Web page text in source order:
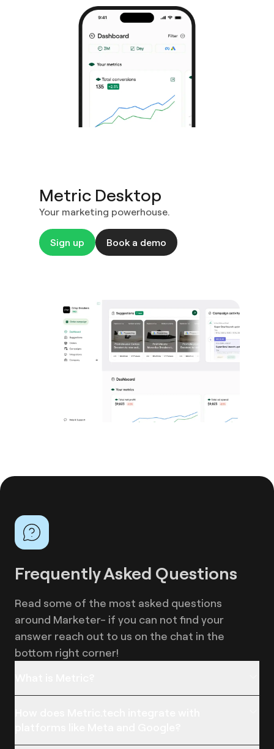
Metric Desktop​​​​‌ ‍ ​‍​‍‌‍ ‌ ​‍‌‍‍‌‌‍‌ ‌‍‍‌‌‍ ‍​‍​‍​ ‍‍​‍​‍‌ ​ ‌‍​‌‌‍ ‍‌‍‍‌‌ ‌​‌ ‍‌​‍ ‍‌‍‍‌‌‍ ​‍​‍​‍ ​​‍​‍‌‍‍​‌ ​‍‌‍‌‌‌‍‌‍​‍​‍​ ‍‍​‍​‍​‍ ‌ ​ ‌ ‌​‌ ‌‌‌‍‌​‌‍‍‌‌‍ ​‍ ‌‍‍‌‌‍ ‍‌ ‌​‌‍‌‌‌‍ ‍‌ ‌​​‍ ‌‍‌‌‌‍‌​‌‍‍‌‌ ‌​​‍ ‌‍ ‌‌‍ ‌‍‌​‌‍‌‌​ ‌‌ ​​‌ ​‍‌‍‌‌‌ ​ ‌‍‌‌‌‍ ‍‌ ‌​‌‍​‌‌ ‌​‌‍‍‌‌‍ ‌‍ ‍​ ‍ ‌‍‍‌‌‍‌​​ ‌‌‍‍​‌‍ ‌‍ ‌‌‍‌‌​ ‍ ‌ ‌​‌ ‍‌‌ ​​‌‍‌‌​ ‌‌‍‍​‌‍ ‌‍ ‌‌‍‌‌​ ‍ ‌ ​​‌‍​‌‌ ‌​‌‍‍​​ ‌‌‍​‍‌‍ ​‌‍ ‌‍​ ‌‍‍ ‌ ​ ​‍‌‌​ ‌‌‌​​‍‌‌ ‌‍‍ ‌‍‌‌‌ ‍‌​‍‌‌​ ​ ‌​‌​​‍‌‌​ ​ ‌​‌​​‍‌‌​ ​‍​ ​‍‌‍‌​​ ​​‌‍​‌​ ​ ​ ​ ‌‍‌​​ ‌‌​ ​‌‌‍​‌​ ​‌​ ​‍​ ‌ ​‍‌‌​ ​‍​ ​‍​‍‌‌​ ‌‌‌​‌​​‍ ‍‌‍​ ‌‍​‌‌ ​‍‌‍‌​‌ ​ ​‍‌‌​ ‌‌‌​​‍‌‌ ‌‍‍ ‌‍‌‌‌ ‍‌​‍‌‌​ ​ ‌​‌​​‍‌‌​ ​ ‌​‌​​‍‌‌​ ​‍​ ​‍​ ​‍​ ‌​‌‍​‌​ ​‌​ ​ ‌‍‌‌​ ​‌‌‍‌‌‌‍​ ​ ‌‌​ ​ ​ ‌ ​ ‌‍‌‍‌‍​ ‌‍‌‍​‍​ ‍​​ ‌‍​ ​​‌‍‌‌‌‍​ ‌‍​ ​ ‍​​ ​‌​ ‍​​ ‌‍​ ​‍‌‍‌​​ ​ ​ ​ ​ ‌​​ ​​​‍‌‌​ ​‍​ ​‍​‍‌‌​ ‌‌‌​‌​​‍ ‍‌ ‌​‌‍‍‌‌ ‌​‌‍ ​‌‍‌‌​ ‌‍​‍‌‍​‌‌ ​ ‌‍‌‌‌‌‌‌‌ ​‍‌‍ ​​ ‌​‍‌‌​ ​‍‌​‌‍‌ ​ ‌ ‌​‌ ‌‌‌‍‌​‌‍‍‌‌‍ ​‍‌‍‌‍‍‌‌‍‌​​ ‌‌‍‍​‌‍ ‌‍ ‌‌‍‌‌​‍‌‍‌ ‌​‌ ‍‌‌ ​​‌‍‌‌​ ‌‌‍‍​‌‍ ‌‍ ‌‌‍‌‌​‍‌‍‌ ​​‌‍​‌‌ ‌​‌‍‍​​ ‌‌‍​‍‌‍ ​‌‍ ‌‍​ ‌‍‍ ‌ ​ ​‍‌‌​ ‌‌‌​​‍‌‌ ‌‍‍ ‌‍‌‌‌ ‍‌​‍‌‌​ ​ ‌​‌​​‍‌‌​ ​ ‌​‌​​‍‌‌​ ​‍​ ​‍‌‍‌​​ ​​‌‍​‌​ ​ ​ ​ ‌‍‌​​ ‌‌​ ​‌‌‍​‌​ ​‌​ ​‍​ ‌ ​‍‌‌​ ​‍​ ​‍​‍‌‌​ ‌‌‌​‌​​‍ ‍‌‍​ ‌‍​‌‌ ​‍‌‍‌​‌ ​ ​‍‌‌​ ‌‌‌​​‍‌‌ ‌‍‍ ‌‍‌‌‌ ‍‌​‍‌‌​ ​ ‌​‌​​‍‌‌​ ​ ‌​‌​​‍‌‌​ ​‍​ ​‍​ ​‍​ ‌​‌‍​‌​ ​‌​ ​ ‌‍‌‌​ ​‌‌‍‌‌‌‍​ ​ ‌‌​ ​ ​ ‌ ​ ‌‍‌‍‌‍​ ‌‍‌‍​‍​ ‍​​ ‌‍​ ​​‌‍‌‌‌‍​ ‌‍​ ​ ‍​​ ​‌​ ‍​​ ‌‍​ ​‍‌‍‌​​ ​ ​ ​ ​ ‌​​ ​​​‍‌‌​ ​‍​ ​‍​‍‌‌​ ‌‌‌​‌​​‍ ‍‌ ‌​‌‍‍‌‌ ‌​‌‍ ​‌‍‌‌​‍‌‍‌ ​​‌‍‌‌‌ ​‍‌ ​ ‌ ​​‌‍‌‌‌‍​ ‌ ‌​‌‍‍‌‌ ‌‍‌‍‌‌​ ‌‌ ​​‌ ‌‌‌‍​‍‌‍ ​‌‍‍‌‌ ​ ‌‍‍​‌‍‌‌‌‍‌​​‍​‍‌ ‌
Your marketing powerhouse.​​​​‌ ‍ ​‍​‍‌‍ ‌ ​‍‌‍‍‌‌‍‌ ‌‍‍‌‌‍ ‍​‍​‍​ ‍‍​‍​‍‌ ​ ‌‍​‌‌‍ ‍‌‍‍‌‌ ‌​‌ ‍‌​‍ ‍‌‍‍‌‌‍ ​‍​‍​‍ ​​‍​‍‌‍‍​‌ ​‍‌‍‌‌‌‍‌‍​‍​‍​ ‍‍​‍​‍​‍ ‌ ​ ‌ ‌​‌ ‌‌‌‍‌​‌‍‍‌‌‍ ​‍ ‌‍‍‌‌‍ ‍‌ ‌​‌‍‌‌‌‍ ‍‌ ‌​​‍ ‌‍‌‌‌‍‌​‌‍‍‌‌ ‌​​‍ ‌‍ ‌‌‍ ‌‍‌​‌‍‌‌​ ‌‌ ​​‌ ​‍‌‍‌‌‌ ​ ‌‍‌‌‌‍ ‍‌ ‌​‌‍​‌‌ ‌​‌‍‍‌‌‍ ‌‍ ‍​ ‍ ‌‍‍‌‌‍‌​​ ‌‌‍‍​‌‍ ‌‍ ‌‌‍‌‌​ ‍ ‌ ‌​‌ ‍‌‌ ​​‌‍‌‌​ ‌‌‍‍​‌‍ ‌‍ ‌‌‍‌‌​ ‍ ‌ ​​‌‍​‌‌ ‌​‌‍‍​​ ‌‌‍​‍‌‍ ​‌‍ ‌‍​ ‌‍‍ ‌ ​ ​‍‌‌​ ‌‌‌​​‍‌‌ ‌‍‍ ‌‍‌‌‌ ‍‌​‍‌‌​ ​ ‌​‌​​‍‌‌​ ​ ‌​‌​​‍‌‌​ ​‍​ ​‍‌‍‌​​ ​​‌‍​‌​ ​ ​ ​ ‌‍‌​​ ‌‌​ ​‌‌‍​‌​ ​‌​ ​‍​ ‌ ​‍‌‌​ ​‍​ ​‍​‍‌‌​ ‌‌‌​‌​​‍ ‍‌‍​ ‌‍​‌‌ ​‍‌‍‌​‌ ​ ​‍‌‌​ ‌‌‌​​‍‌‌ ‌‍‍ ‌‍‌‌‌ ‍‌​‍‌‌​ ​ ‌​‌​​‍‌‌​ ​ ‌​‌​​‍‌‌​ ​‍​ ​‍​ ​‍​ ‌​‌‍​‌​ ​‌​ ​ ‌‍‌‌​ ​‌‌‍‌‌‌‍​ ​ ‌‌​ ​ ​ ‌ ​ ‌‍‌‍‌‍​ ‌‍‌‍​‍​ ‍​​ ‌‍​ ​​‌‍‌‌‌‍​ ‌‍​ ​ ‍​​ ​‌​ ‍​​ ‌‍​ ​‍‌‍‌​​ ​ ​ ​ ​ ‌​​ ​​​‍‌‌​ ​‍​ ​‍​‍‌‌​ ‌‌‌​‌​​‍ ‍‌‍‌​‌‍‌‌‌ ​ ‌‍​ ‌ ​‍‌‍‍‌‌ ​​‌ ‌​‌‍‍‌‌‍ ‌‍ ‍​ ‌‍​‍‌‍​‌‌ ​ ‌‍‌‌‌‌‌‌‌ ​‍‌‍ ​​ ‌​‍‌‌​ ​‍‌​‌‍‌ ​ ‌ ‌​‌ ‌‌‌‍‌​‌‍‍‌‌‍ ​‍‌‍‌‍‍‌‌‍‌​​ ‌‌‍‍​‌‍ ‌‍ ‌‌‍‌‌​‍‌‍‌ ‌​‌ ‍‌‌ ​​‌‍‌‌​ ‌‌‍‍​‌‍ ‌‍ ‌‌‍‌‌​‍‌‍‌ ​​‌‍​‌‌ ‌​‌‍‍​​ ‌‌‍​‍‌‍ ​‌‍ ‌‍​ ‌‍‍ ‌ ​ ​‍‌‌​ ‌‌‌​​‍‌‌ ‌‍‍ ‌‍‌‌‌ ‍‌​‍‌‌​ ​ ‌​‌​​‍‌‌​ ​ ‌​‌​​‍‌‌​ ​‍​ ​‍‌‍‌​​ ​​‌‍​‌​ ​ ​ ​ ‌‍‌​​ ‌‌​ ​‌‌‍​‌​ ​‌​ ​‍​ ‌ ​‍‌‌​ ​‍​ ​‍​‍‌‌​ ‌‌‌​‌​​‍ ‍‌‍​ ‌‍​‌‌ ​‍‌‍‌​‌ ​ ​‍‌‌​ ‌‌‌​​‍‌‌ ‌‍‍ ‌‍‌‌‌ ‍‌​‍‌‌​ ​ ‌​‌​​‍‌‌​ ​ ‌​‌​​‍‌‌​ ​‍​ ​‍​ ​‍​ ‌​‌‍​‌​ ​‌​ ​ ‌‍‌‌​ ​‌‌‍‌‌‌‍​ ​ ‌‌​ ​ ​ ‌ ​ ‌‍‌‍‌‍​ ‌‍‌‍​‍​ ‍​​ ‌‍​ ​​‌‍‌‌‌‍​ ‌‍​ ​ ‍​​ ​‌​ ‍​​ ‌‍​ ​‍‌‍‌​​ ​ ​ ​ ​ ‌​​ ​​​‍‌‌​ ​‍​ ​‍​‍‌‌​ ‌‌‌​‌​​‍ ‍‌‍‌​‌‍‌‌‌ ​ ‌‍​ ‌ ​‍‌‍‍‌‌ ​​‌ ‌​‌‍‍‌‌‍ ‌‍ ‍​‍‌‍‌ ​​‌‍‌‌‌ ​‍‌ ​ ‌ ​​‌‍‌‌‌‍​ ‌ ‌​‌‍‍‌‌ ‌‍‌‍‌‌​ ‌‌ ​​‌ ‌‌‌‍​‍‌‍ ​‌‍‍‌‌ ​ ‌‍‍​‌‍‌‌‌‍‌​​‍​‍‌ ‌
Sign up Book a demo
Frequently Asked Questions
Read some of the most asked questions
around Marketer- if you can not find your
answer reach out to us on the chat in the
bottom right corner!